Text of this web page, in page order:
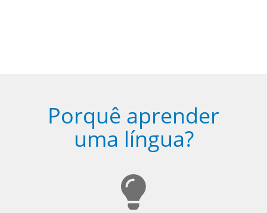
Porquê aprender
uma língua?